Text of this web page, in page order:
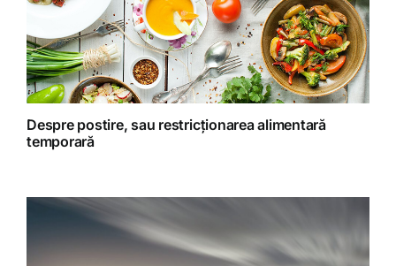
Retete preparate
Retete Raw (nepreparate termic)
Despre postire, sau restricționarea alimentară
temporară